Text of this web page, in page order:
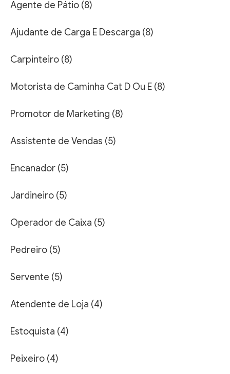
Agente de Pátio (8)
Ajudante de Carga E Descarga (8)
Carpinteiro (8)
Motorista de Caminha Cat D Ou E (8)
Promotor de Marketing (8)
Assistente de Vendas (5)
Encanador (5)
Jardineiro (5)
Operador de Caixa (5)
Pedreiro (5)
Servente (5)
Atendente de Loja (4)
Estoquista (4)
Peixeiro (4)